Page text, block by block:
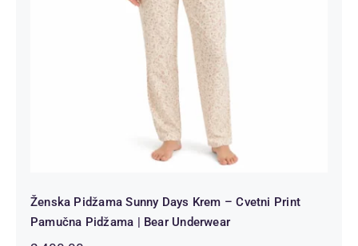
Ženska Pidžama Sunny Days Krem – Cvetni Print
Pamučna Pidžama | Bear Underwear